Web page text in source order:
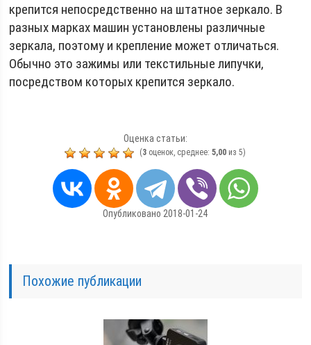
крепится непосредственно на штатное зеркало. В
разных марках машин установлены различные
зеркала, поэтому и крепление может отличаться.
Обычно это зажимы или текстильные липучки,
посредством которых крепится зеркало.
Оценка статьи:
(3 оценок, среднее:5,00 из 5)
Опубликовано 2018-01-24
Похожие публикации